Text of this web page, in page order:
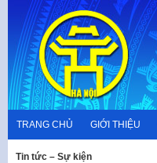
content
TRANG CHỦ GIỚI THIỆU
Tin tức – Sự kiện